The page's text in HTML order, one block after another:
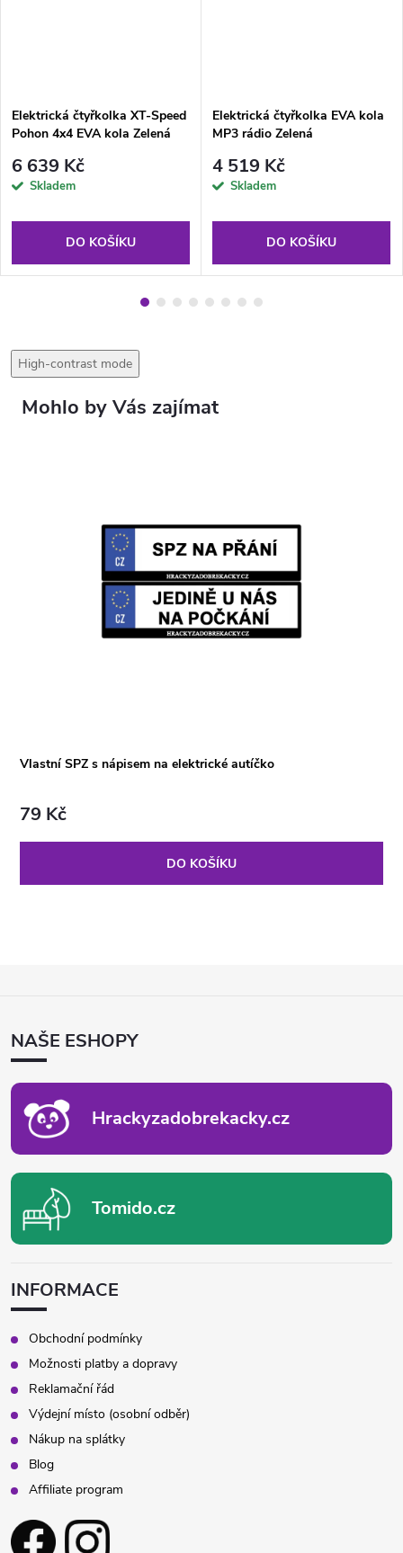
Elektrická čtyřkolka XT-Speed
Pohon 4x4 EVA kola Zelená
6 639 Kč
Skladem
DO KOŠÍKU
Elektrická čtyřkolka EVA kola
MP3 rádio Zelená
4 519 Kč
Skladem
DO KOŠÍKU
High-contrast mode
Vlastní SPZ s nápisem na elektrické autíčko
79 Kč
DO KOŠÍKU
ANAŠE ESHOPY
Hrackyzadobrekacky.cz
Tomido.cz
INFORMACE
Obchodní podmínky
Možnosti platby a dopravy
Reklamační řád
Výdejní místo (osobní odběr)
Nákup na splátky
Blog
Affiliate program